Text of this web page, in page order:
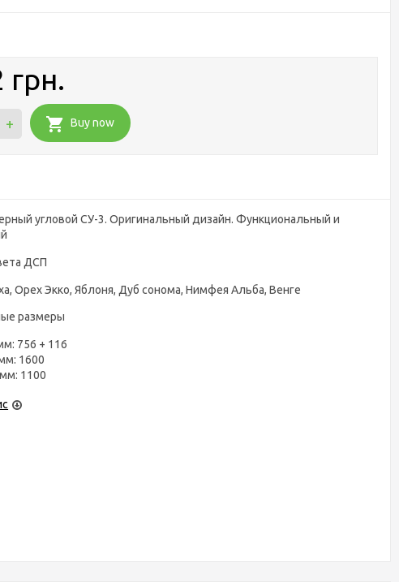
грн.
+ Buy now
угловой СУ-3. Оригинальный дизайн. Функциональный и
ДСП
Орех Экко, Яблоня, Дуб сонома, Нимфея Альба, Венге
размеры
756 + 116
1600
1100